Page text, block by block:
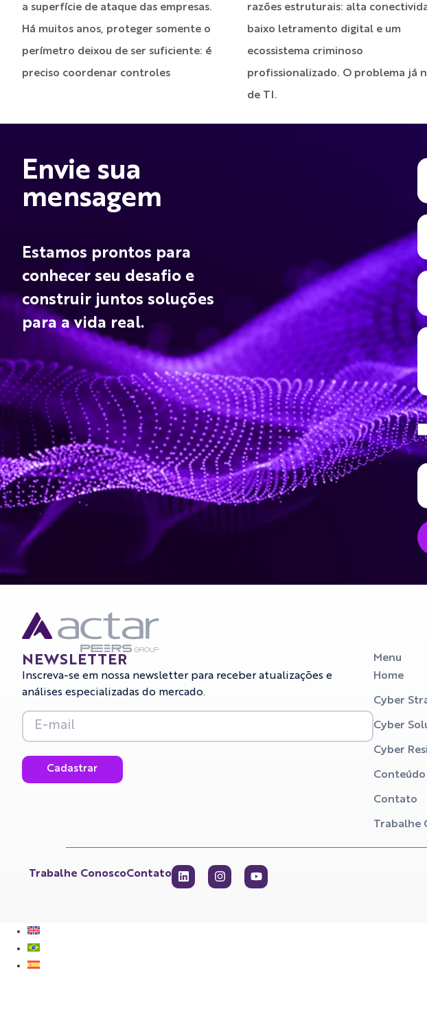
a superfície de ataque das empresas.
Há muitos anos, proteger somente o
perímetro deixou de ser suficiente: é
preciso coordenar controles
razões estruturais: alta
baixo letramento digital e um
ecossistema criminoso
profissionalizado. O problema já
de TI.
Envie sua
mensagem
Estamos prontos para
conhecer seu desafio e
construir juntos soluções
para a vida real.
NEWSLETTER
Inscreva-se em nossa newsletter para receber atualizações e
análises especializadas do mercado.
Cadastrar
Menu
Home
Cyber
Cyber
Cyber
Conteúdo
Contato
Trabalhe
Trabalhe ConoscoContato